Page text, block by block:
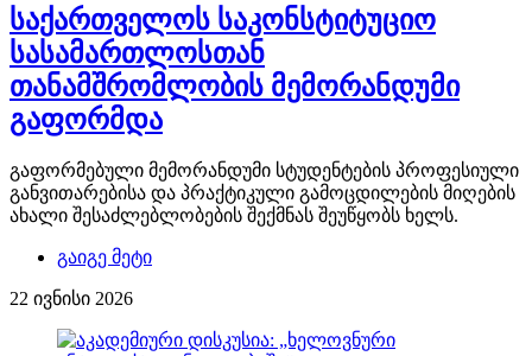
საქართველოს საკონსტიტუციო
სასამართლოსთან
თანამშრომლობის მემორანდუმი
გაფორმდა
გაფორმებული მემორანდუმი სტუდენტების პროფესიული
განვითარებისა და პრაქტიკული გამოცდილების მიღების
ახალი შესაძლებლობების შექმნას შეუწყობს ხელს.
გაიგე მეტი
22 ივნისი 2026